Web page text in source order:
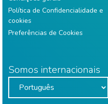
Política de Confidencialidade e
cookies
Preferências de Cookies
Somos internacionais